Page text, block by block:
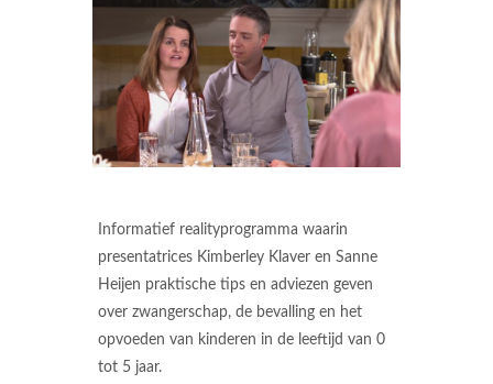
Informatief realityprogramma waarin
presentatrices Kimberley Klaver en Sanne
Heijen praktische tips en adviezen geven
over zwangerschap, de bevalling en het
opvoeden van kinderen in de leeftijd van 0
tot 5 jaar.